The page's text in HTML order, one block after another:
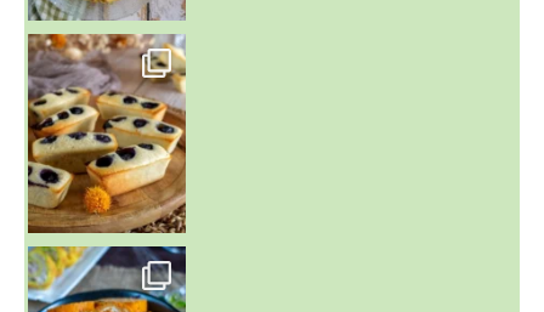
~ FINANCIERS MYRTILLES ET CITRON ~
Aujourd'hu